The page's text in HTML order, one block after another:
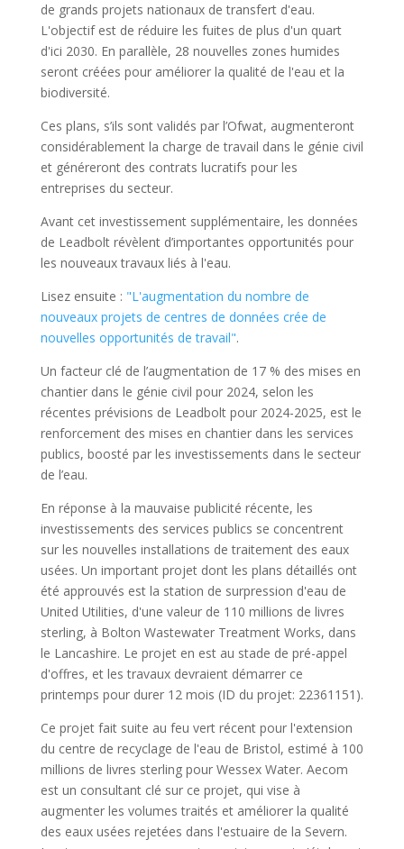
de grands projets nationaux de transfert d'eau.
L'objectif est de réduire les fuites de plus d'un quart
d'ici 2030. En parallèle, 28 nouvelles zones humides
seront créées pour améliorer la qualité de l'eau et la
biodiversité.
Ces plans, s’ils sont validés par l’Ofwat, augmenteront
considérablement la charge de travail dans le génie civil
et généreront des contrats lucratifs pour les
entreprises du secteur.
Avant cet investissement supplémentaire, les données
de Leadbolt révèlent d’importantes opportunités pour
les nouveaux travaux liés à l'eau.
Lisez ensuite : "L'augmentation du nombre de
nouveaux projets de centres de données crée de
nouvelles opportunités de travail".
Un facteur clé de l’augmentation de 17 % des mises en
chantier dans le génie civil pour 2024, selon les
récentes prévisions de Leadbolt pour 2024-2025, est le
renforcement des mises en chantier dans les services
publics, boosté par les investissements dans le secteur
de l’eau.
En réponse à la mauvaise publicité récente, les
investissements des services publics se concentrent
sur les nouvelles installations de traitement des eaux
usées. Un important projet dont les plans détaillés ont
été approuvés est la station de surpression d'eau de
United Utilities, d'une valeur de 110 millions de livres
sterling, à Bolton Wastewater Treatment Works, dans
le Lancashire. Le projet en est au stade de pré-appel
d'offres, et les travaux devraient démarrer ce
printemps pour durer 12 mois (ID du projet: 22361151).
Ce projet fait suite au feu vert récent pour l'extension
du centre de recyclage de l'eau de Bristol, estimé à 100
millions de livres sterling pour Wessex Water. Aecom
est un consultant clé sur ce projet, qui vise à
augmenter les volumes traités et améliorer la qualité
des eaux usées rejetées dans l'estuaire de la Severn.